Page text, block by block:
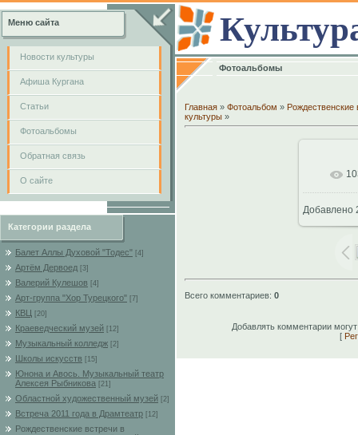
Меню сайта
Новости культуры
Афиша Кургана
Cтатьи
Фотоальбомы
Обратная связь
О сайте
Категории раздела
Балет Аллы Духовой "Тодес" [4]
Артём Дервоед [3]
Валерий Кулешов [4]
Арт-группа "Хор Турецкого" [7]
КВЦ [20]
Краеведческий музей [12]
Музыкальный колледж [2]
Школы искусств [15]
Юнона и Авось. Музыкальный театр
Алексея Рыбникова
[21]
Областной художественный музей [2]
Встреча 2011 года в Драмтеатр [12]
Рождественские встречи в
Фотоальбомы
Главная » Фотоальбом » Рождественские
культуры »
В
Добавлено
Всего комментариев: 0
Добавлять комментарии
[